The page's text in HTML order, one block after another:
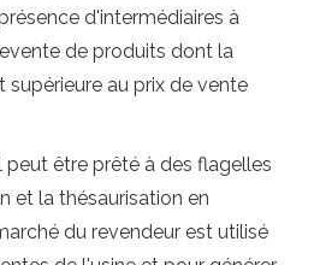
d'intermédiaires à
de produits dont la
supérieure au prix de vente
peut être prêté à des flagelles
et la thésaurisation en
du revendeur est utilisé